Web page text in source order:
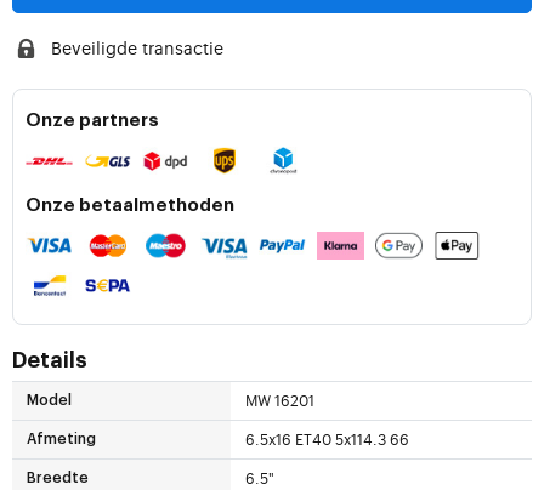
Beveiligde transactie
Onze partners
Onze betaalmethoden
Details
Model MW 16201
Afmeting 6.5x16 ET40 5x114.3 66
Breedte 6.5"